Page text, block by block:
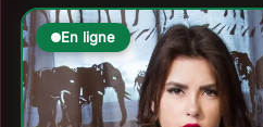
En ligne